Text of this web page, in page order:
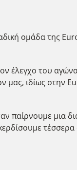
ομάδα της
έλεγχο του
μας, ιδίως στην
παίρνουμε μια